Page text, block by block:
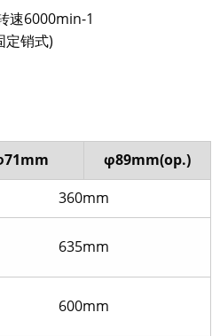
速6000min-1
定销式)
φ89mm(op.)
360mm
635mm
600mm